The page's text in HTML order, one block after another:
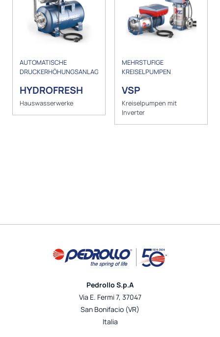
AUTOMATISCHE
DRUCKERHÖHUNGSANLAGEN
HYDROFRESH
Hauswasserwerke
MEHRSTUFIGE
KREISELPUMPEN
VSP
Kreiselpumpen mit
Inverter
Pedrollo S.p.A
Via E. Fermi 7, 37047
San Bonifacio (VR)
Italia